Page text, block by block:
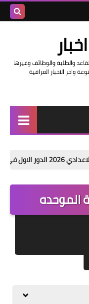
والطلبة والوظائف وغيرها
الاخبار العراقية
وزارة التربية والتعليم
العمل وهيئة
الموحده